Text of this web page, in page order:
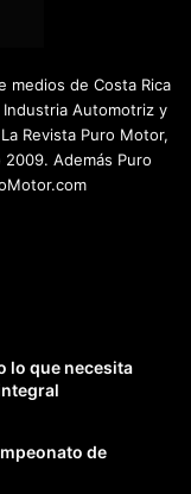
medios de Costa Rica
Automotriz y
Revista Puro Motor,
Además Puro
lo que necesita
de